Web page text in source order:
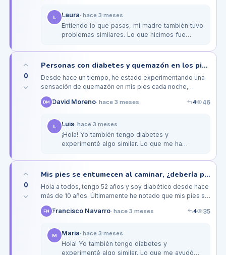
L Laura· hace 3 meses
Entiendo lo que pasas, mi madre también tuvo
problemas similares. Lo que hicimos fue
pies, asegurándonos de que…
0
Personas con diabetes y quemazón en los pies durante la noche: ¿qué hacer?
Desde hace un tiempo, he estado experimentando una
sensación de quemazón en mis pies cada noche,
especialmente después de un largo día de trabajo.
Tengo diabetes tipo 2 y a menudo…
DM David Moreno· hace 3 meses 4 46
L Luis· hace 3 meses
¡Hola! Yo también tengo diabetes y
experimenté algo similar. Lo que me ha
evitar el alcohol antes de dormir. A veces,…
0
Mis pies se entumecen al caminar, ¿debería preocuparme por la diabetes?
Hola a todos, tengo 52 años y soy diabético desde hace
más de 10 años. Últimamente he notado que mis pies se
entumecen un poco cada vez que camino,
especialmente si estoy de pie…
FN Francisco Navarro· hace 3 meses 4 35
M María· hace 3 meses
Hola! Yo también tengo diabetes y
experimenté algo similar. Lo que me ayudó